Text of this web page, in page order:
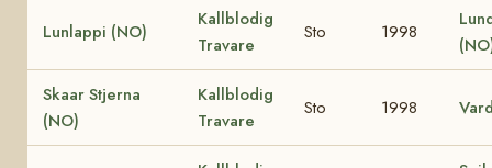
Lunlappi (NO)
Kallblodig
Travare
Sto 1998
Skaar Stjerna
(NO)
Kallblodig
Travare
Sto 1998